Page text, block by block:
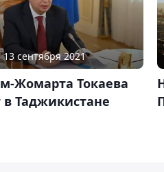
13 сентября 2021
Жомарта Токаева
Таджикистане